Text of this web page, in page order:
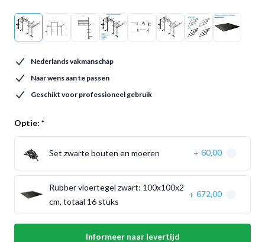
Nederlands vakmanschap
Naar wens aan te passen
Geschikt voor professioneel gebruik
Optie: *
Set zwarte bouten en moeren + 60,00
Rubber vloertegel zwart: 100x100x2
cm, totaal 16 stuks
+ 672,00
Informeer naar levertijd